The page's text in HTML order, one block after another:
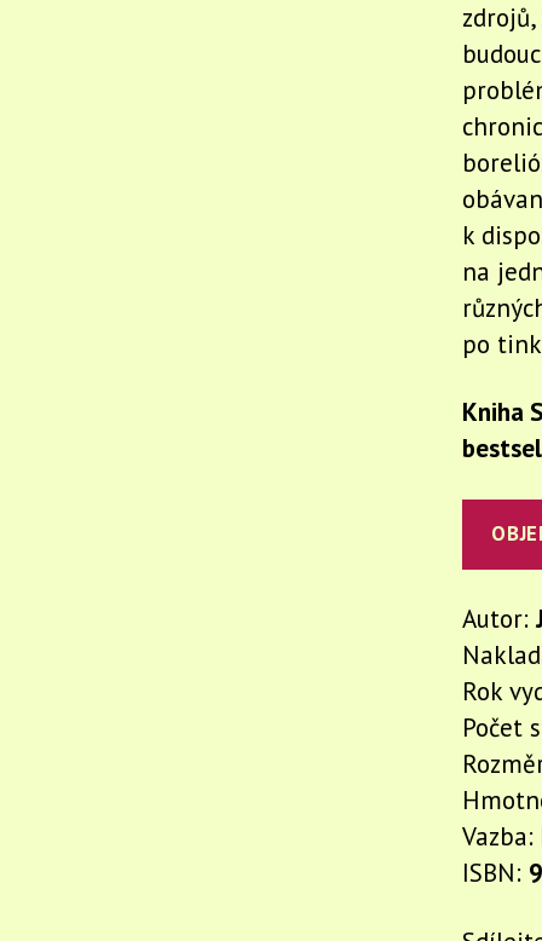
k
na
po
Kniha
Autor:
Rok
Počet
Vazba:
ISBN: